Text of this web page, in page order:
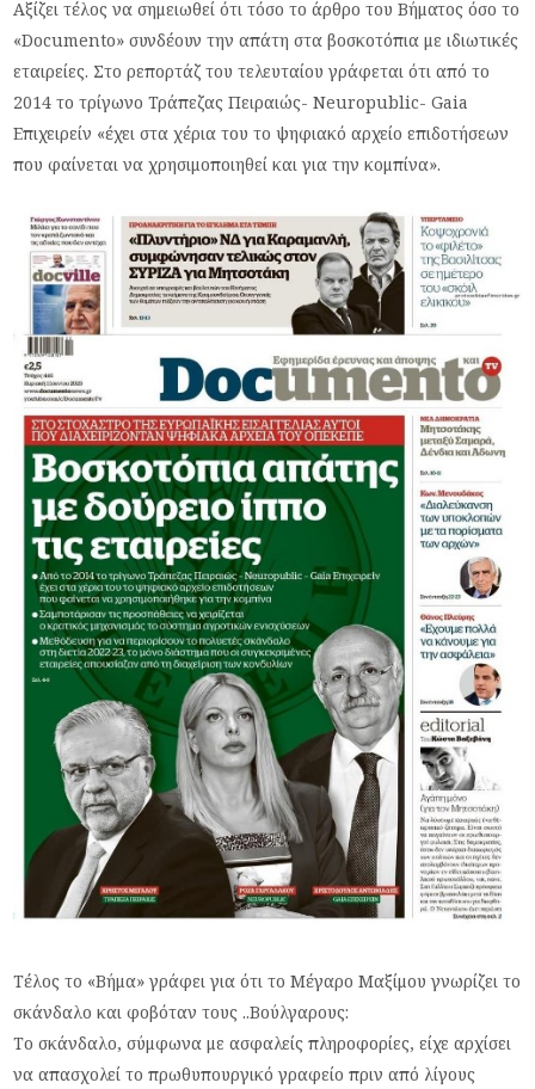
Αξίζει τέλος να σημειωθεί ότι τόσο το άρθρο του Βήματος όσο το
«Documento» συνδέουν την απάτη στα βοσκοτόπια με ιδιωτικές
εταιρείες. Στο ρεπορτάζ του τελευταίου γράφεται ότι από το
2014 το τρίγωνο Τράπεζας Πειραιώς- Neuropublic- Gaia
Επιχειρείν «έχει στα χέρια του το ψηφιακό αρχείο επιδοτήσεων
που φαίνεται να χρησιμοποιηθεί και για την κομπίνα».
Τέλος το «Βήμα» γράφει για ότι το Μέγαρο Μαξίμου γνωρίζει το
σκάνδαλο και φοβόταν τους ..Βούλγαρους:
Το σκάνδαλο, σύμφωνα με ασφαλείς πληροφορίες, είχε αρχίσει
να απασχολεί το πρωθυπουργικό γραφείο πριν από λίγους